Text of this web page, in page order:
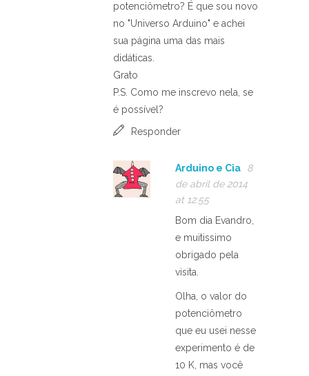
potenciômetro? É que sou novo
no "Universo Arduino" e achei
sua página uma das mais
didáticas.
Grato
P.S. Como me inscrevo nela, se
é possível?
Responder
Arduino e Cia
8
de abril de 2014
at 12:55
Bom dia Evandro,
e muitissimo
obrigado pela
visita.
Olha, o valor do
potenciômetro
que eu usei nesse
experimento é de
10 K, mas você